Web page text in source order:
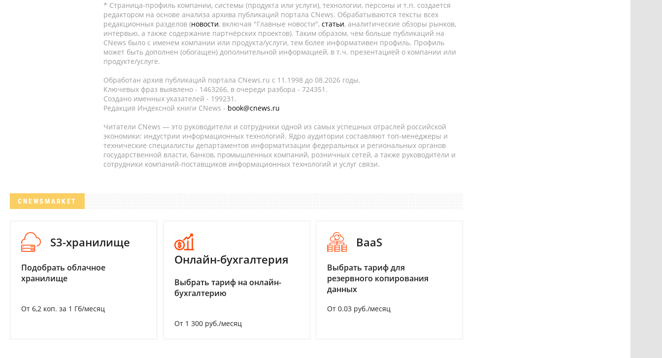
* Страница-профиль компании, системы (продукта или услуги), технологии, персоны и т.п. создается
редактором на основе анализа архива публикаций портала CNews. Обрабатываются тексты всех
редакционных разделов (новости, включая "Главные новости", статьи, аналитические обзоры рынков,
интервью, а также содержание партнёрских проектов). Таким образом, чем больше публикаций на
CNews было с именем компании или продукта/услуги, тем более информативен профиль. Профиль
может быть дополнен (обогащен) дополнительной информацией, в т.ч. презентацией о компании или
продукте/услуге.
Обработан архив публикаций портала CNews.ru c 11.1998 до 08.2026 годы.
Ключевых фраз выявлено - 1463266, в очереди разбора - 724351.
Создано именных указателей - 199231.
Редакция Индексной книги CNews - book@cnews.ru
Читатели CNews — это руководители и сотрудники одной из самых успешных отраслей российской
экономики: индустрии информационных технологий. Ядро аудитории составляют топ-менеджеры и
технические специалисты департаментов информатизации федеральных и региональных органов
государственной власти, банков, промышленных компаний, розничных сетей, а также руководители и
сотрудники компаний-поставщиков информационных технологий и услуг связи.
CNEWSMARKET
S3-хранилище
Подобрать облачное
хранилище
От 6,2 коп. за 1 Гб/месяц
Онлайн-бухгалтерия
Выбрать тариф на онлайн-
бухгалтерию
От 1 300 руб./месяц
BaaS
Выбрать тариф для
резервного копирования
данных
От 0.03 руб./месяц